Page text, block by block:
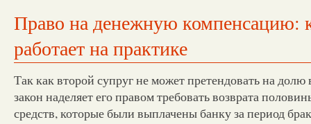
Право на денежную компенсацию:
работает на практике
Так как второй супруг не может претендовать на долю
закон наделяет его правом требовать возврата
средств, которые были выплачены банку за период